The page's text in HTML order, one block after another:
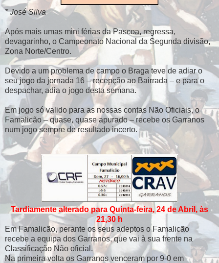
* José Silva
Após mais umas mini férias da Pascoa, regressa,
devagarinho, o Campeonato Nacional da Segunda divisão,
Zona Norte/Centro.
Devido a um problema de campo o Braga teve de adiar o
seu jogo da jornada 16 – recepção ao Bairrada – e para o
despachar, adia o jogo desta semana.
Em jogo só valido para as nossas contas Não Oficiais, o
Famalicão – quase, quase apurado – recebe os Garranos
num jogo sempre de resultado incerto.
Tardiamente alterado para Quinta-feira, 24 de Abril, às
21,30 h
Em Famalicão, perante os seus adeptos o Famalicão
recebe a equipa dos Garranos, que vai à sua frente na
Classificação Não oficial.
Na primeira volta os Garranos venceram por 9-0 em